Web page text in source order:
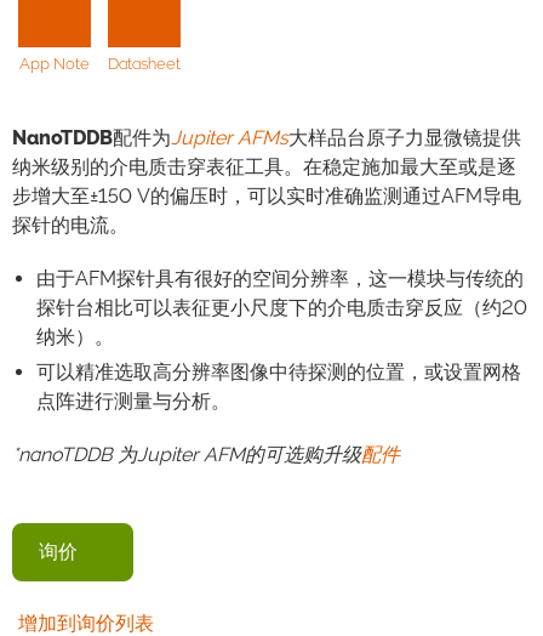
App Note Datasheet
NanoTDDB配件为Jupiter AFMs大样品台原子力显微镜提供
纳米级别的介电质击穿表征工具。在稳定施加最大至或是逐
步增大至±150 V的偏压时，可以实时准确监测通过AFM导电
探针的电流。
由于AFM探针具有很好的空间分辨率，这一模块与传统的
探针台相比可以表征更小尺度下的介电质击穿反应（约20
纳米）。
可以精准选取高分辨率图像中待探测的位置，或设置网格
点阵进行测量与分析。
*nanoTDDB 为Jupiter AFM的可选购升级配件
询价
增加到询价列表